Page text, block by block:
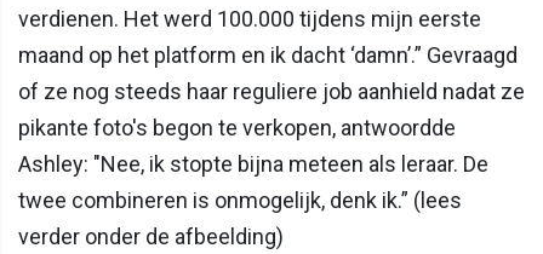
verdienen. Het werd 100.000 tijdens mijn eerste
maand op het platform en ik dacht ‘damn’.” Gevraagd
of ze nog steeds haar reguliere job aanhield nadat ze
pikante foto's begon te verkopen, antwoordde
Ashley: "Nee, ik stopte bijna meteen als leraar. De
twee combineren is onmogelijk, denk ik.” (lees
verder onder de afbeelding)